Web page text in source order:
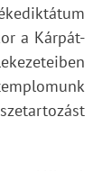
a Kárpát-